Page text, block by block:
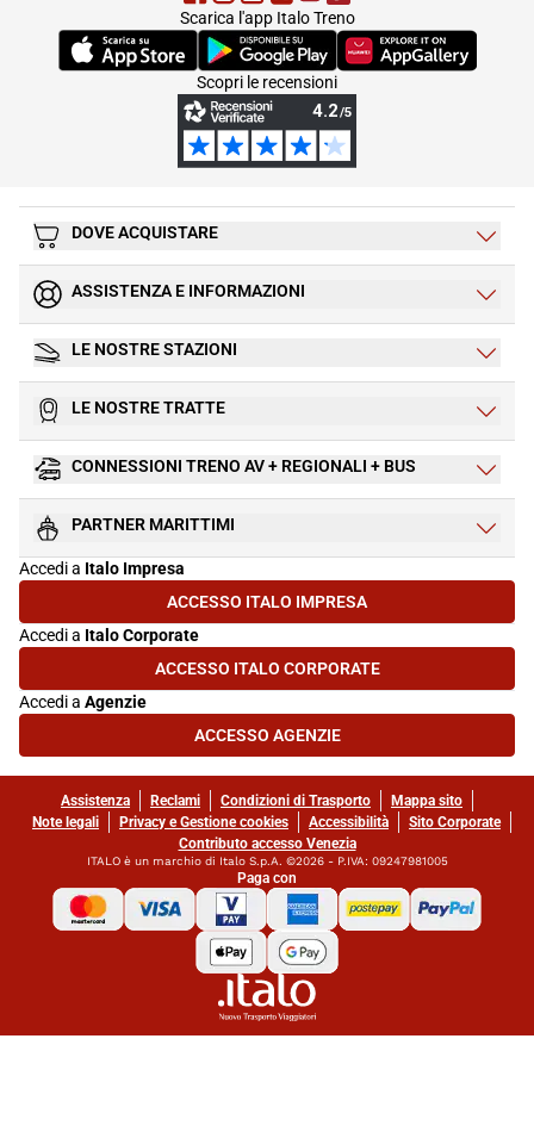
Scarica l'app Italo Treno
(Si apre in una nuova scheda)(Si apre in una nuova scheda)
(Si apre in una nuova
Scopri le recensioni
DOVE ACQUISTARE
ASSISTENZA E INFORMAZIONI
LE NOSTRE STAZIONI
LE NOSTRE TRATTE
CONNESSIONI TRENO AV + REGIONALI + BUS
PARTNER MARITTIMI
Accedi a Italo Impresa
ACCESSO ITALO IMPRESA(SI APRE IN UNA NUOVA SCHEDA)
Accedi a Italo Corporate
ACCESSO ITALO CORPORATE(SI APRE IN UNA NUOVA SCHEDA)
Accedi a Agenzie
ACCESSO AGENZIE(SI APRE IN UNA NUOVA SCHEDA)
Assistenza Reclami Condizioni di Trasporto
Mappa sito
Note legali
Privacy e Gestione cookies Accessibilità
Sito Corporate
Contributo accesso Venezia
ITALO è un marchio di Italo S.p.A. ©2026 - P.IVA: 09247981005
Paga con